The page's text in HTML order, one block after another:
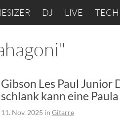
DJ LIVE TECH
Gibson Les Paul Junior
schlank kann eine
11. Nov. 2025 in Gitarre